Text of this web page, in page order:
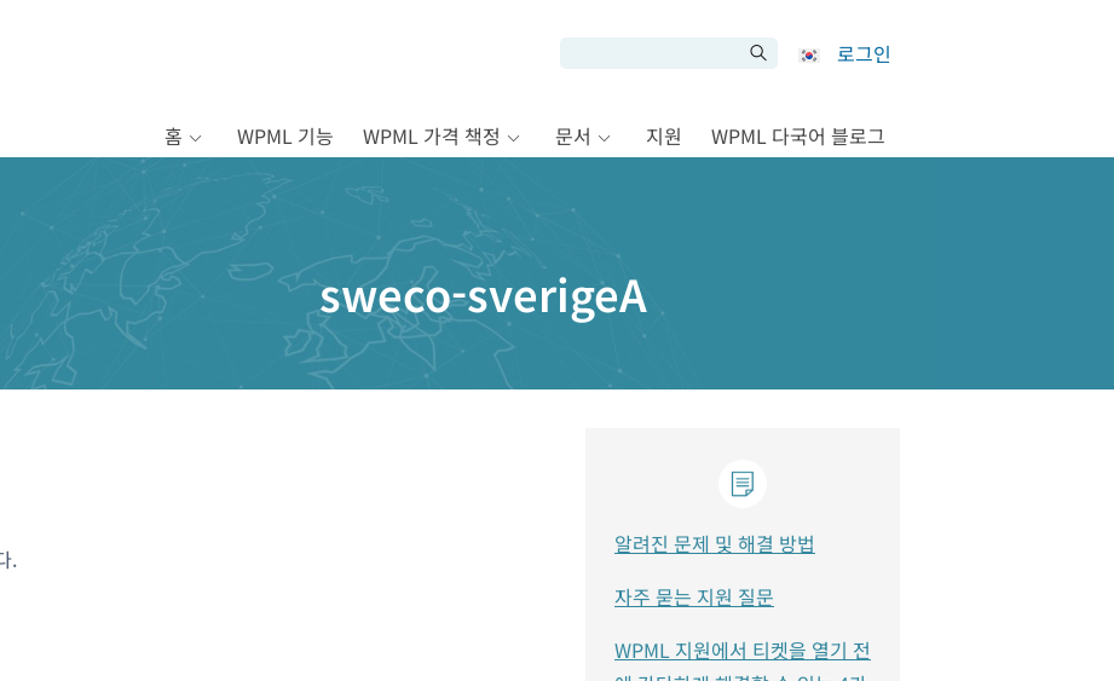
로그인
홈 WPML 기능 WPML 가격 책정 문서 지원 WPML 다국어 블로그
sweco-sverigeA
.
알려진 문제 및 해결 방법
자주 묻는 지원 질문
WPML 지원에서 티켓을 열기 전